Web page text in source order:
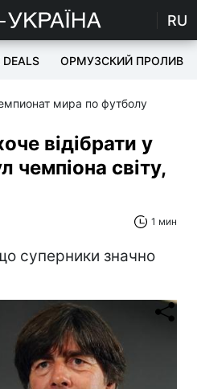
RU
DEALS ОРМУЗСКИЙ ПРОЛИВ
мира по футболу
відібрати у
чемпіона світу,
1 мин
суперники значно